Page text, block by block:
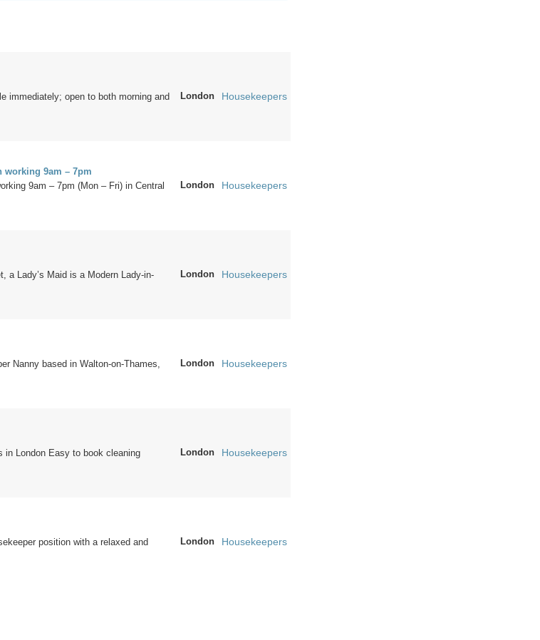
immediately; open to both morning and
London Housekeepers
working 9am – 7pm
9am – 7pm (Mon – Fri) in Central
London Housekeepers
a Lady’s Maid is a Modern Lady-in-
London Housekeepers
Nanny based in Walton-on-Thames,
London Housekeepers
in London Easy to book cleaning
London Housekeepers
position with a relaxed and
London Housekeepers